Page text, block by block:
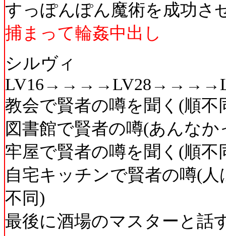
すっぽんぽん魔術を成功さ
捕まって輪姦中出し
シルヴィ
教会で賢者の噂を聞く(順不
図書館で賢者の噂(あんな
牢屋で賢者の噂を聞く(順不
自宅キッチンで賢者の噂(
不同)
最後に酒場のマスターと